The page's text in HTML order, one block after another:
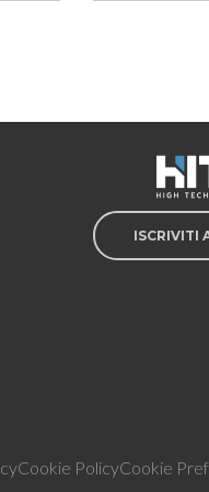
ISCRIVITI
Cookie PolicyCookie